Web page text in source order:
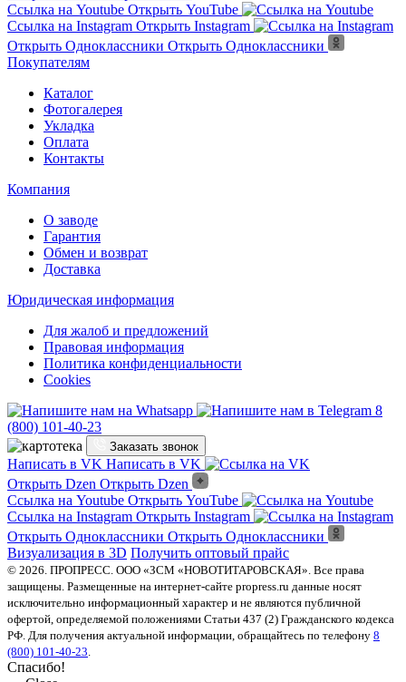
решётка Стальная решётка Штампованная решётка
Квадратный люк Металлический люк Скрытый люк
Углеродистая сталь Серый чугун Nagruzki a45 do 4 5t Nagruzki
c113 do 11 3t Nagruzki c150 15t Nagruzki d400 do 40t
Написать в VK
Открыть Dzen Открыть Dzen
Ссылка на Youtube
Ссылка на Instagram
Открыть Одноклассники
Покупателям
Каталог
Фотогалерея
Укладка
Оплата
Контакты
Компания
О заводе
Гарантия
Обмен и возврат
Доставка
Юридическая информация
Для жалоб и предложений
Правовая информация
Политика конфиденциальности
Cookies
(800) 101-40-23
Заказать звонок
Написать в VK Написать в VK
Открыть Dzen Открыть Dzen
Ссылка на Youtube Открыть YouTube
Ссылка на Instagram Открыть Instagram
Открыть Одноклассники
Визуализация в 3D